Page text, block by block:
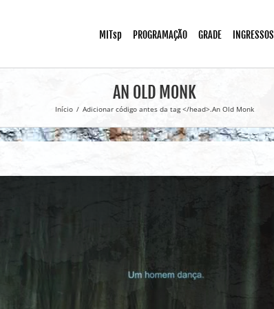
MITsp PROGRAMAÇÃO GRADE INGRESSOS
AN OLD MONK
Início / Adicionar código antes da tag </head>.An Old Monk